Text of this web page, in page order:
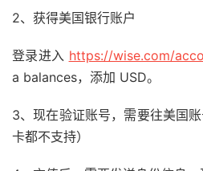
2、获得美国银行账户
登录进入 https://wise.com/
a balances，添加 USD。
3、现在验证账号，需要往美国
卡都不支持）